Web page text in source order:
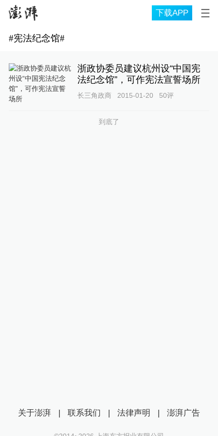
下载APP
#宪法纪念馆#
浙政协委员建议杭州设“中国宪
法纪念馆”，可作宪法宣誓场所
长三角政商 2015-01-20 50评
到底了
关于澎湃 | 联系我们 | 法律声明 | 澎湃广告